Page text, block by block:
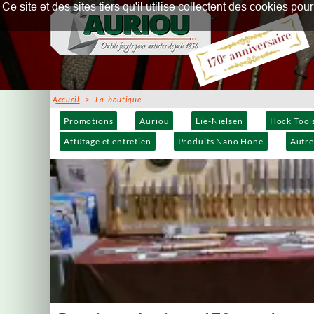
Promotions Auriou Lie-Nielsen Hock
Affûtage et entretien
Produits Nano Hone
Accueil > La boutique
Ce site et des sites tiers qu'il utilise collectent des cookies